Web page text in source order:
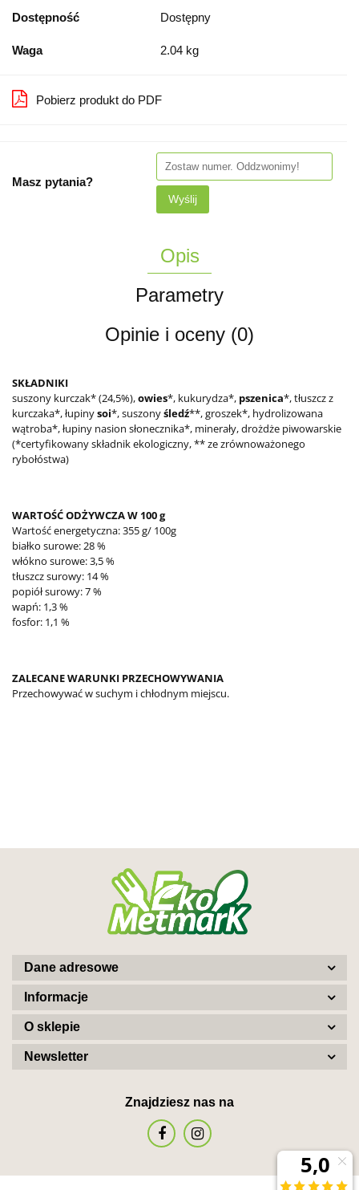
Dostępność Dostępny
Waga 2.04 kg
Pobierz produkt do PDF
Masz pytania?
Wyślij
Opis
Parametry
Opinie i oceny (0)
SKŁADNIKI
suszony kurczak* (24,5%),owies*, kukurydza*, pszenica*, tłuszcz z
kurczaka*, łupinysoi*, suszonyśledź**, groszek*, hydrolizowana
wątroba*, łupiny nasion słonecznika*, minerały, drożdże piwowarskie
(*certyfikowany składnik ekologiczny, ** ze zrównoważonego
rybołóstwa)
WARTOŚĆ ODŻYWCZA W 100 g
Wartość energetyczna: 355 g/ 100g
białko surowe: 28 %
włókno surowe: 3,5 %
tłuszcz surowy: 14 %
popiół surowy: 7 %
wapń: 1,3 %
fosfor: 1,1 %
ZALECANE WARUNKI PRZECHOWYWANIA
Przechowywać w suchym i chłodnym miejscu.
Dane adresowe
Informacje
O sklepie
Newsletter
Znajdziesz nas na